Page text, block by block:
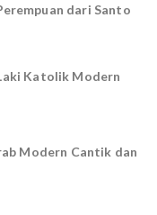
dari Santo
Katolik Modern
Modern Cantik dan